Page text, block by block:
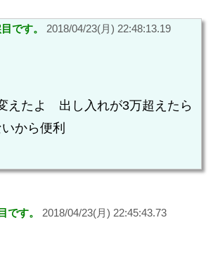
です。
2018/04/23(月) 22:48:13.19
えたよ 出し入れが3万超えたら
から便利
です。
2018/04/23(月) 22:45:43.73